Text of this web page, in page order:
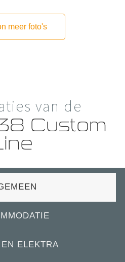
meer foto's
van de
Custom
ELEKTRA